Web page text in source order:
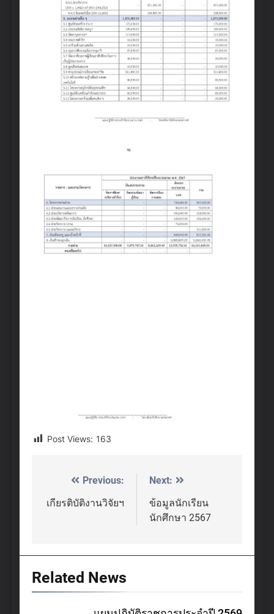
Post Views: 163
Post
navigation
Previous:
เกียรติบัติงานวิจัยฯ
Next:
ข้อมูลนักเรียน
นักศึกษา 2567
Related News